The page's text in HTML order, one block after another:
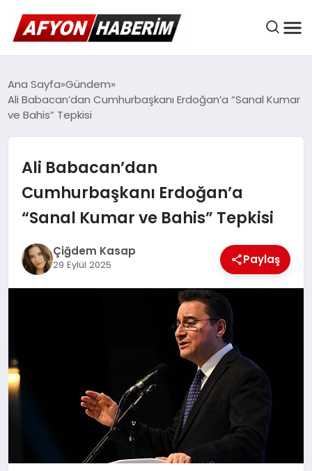
AFYON HABER
GÜNDEM
BELEDIYELER
DÜNYA
MAGAZIN
Ana Sayfa Gündem
Ali Babacan’dan Cumhurbaşkanı Erdoğan’a “Sanal Kumar
ve Bahis” Tepkisi
Ali Babacan’dan
Cumhurbaşkanı Erdoğan’a
“Sanal Kumar ve Bahis” Tepkisi
Çiğdem Kasap
29 Eylül 2025 Paylaş